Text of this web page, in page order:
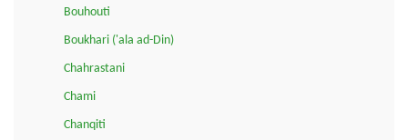
Bouhouti
Boukhari ('ala ad-Din)
Chahrastani
Chami
Chanqiti